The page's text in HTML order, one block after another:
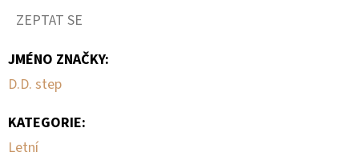
ZEPTAT SE
JMÉNO ZNAČKY:
D.D. step
KATEGORIE:
Letní